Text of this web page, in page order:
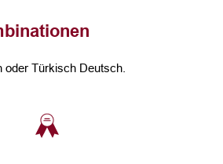
Türkisch Deutsch.